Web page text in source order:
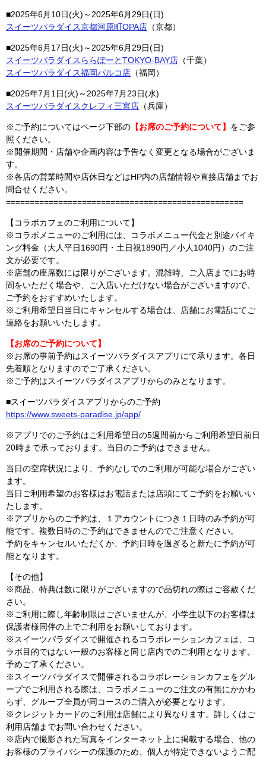
■2025年6月10日(火)～2025年6月29日(日)
スイーツパラダイス京都河原町OPA店 （京都）
■2025年6月17日(火)～2025年6月29日(日)
スイーツパラダイスららぽーとTOKYO-BAY店 （千葉）
スイーツパラダイス福岡パルコ店 （福岡）
■2025年7月1日(火)～2025年7月23日(水)
スイーツパラダイスクレフィ三宮店 （兵庫）
※ご予約についてはページ下部の 【お席のご予約について】 をご参
照ください。
※開催期間・店舗や企画内容は予告なく変更となる場合がございま
す。
※各店の営業時間や店休日などはHP内の店舗情報や直接店舗までお
問合せください。
==================================================
【コラボカフェのご利用について】
※コラボメニューのご利用には、コラボメニュー代金と別途バイキ
ング料金（大人平日1690円・土日祝1890円／小人1040円）のご注
文が必要です。
※店舗の座席数には限りがございます。混雑時、ご入店までにお時
間をいただく場合や、ご入店いただけない場合がございますので、
ご予約をおすすめいたします。
※ご利用希望日当日にキャンセルする場合は、店舗にお電話にてご
連絡をお願いいたします。
【お席のご予約について】
※お席の事前予約はスイーツパラダイスアプリにて承ります。各日
先着順となりますのでご了承ください。
※ご予約はスイーツパラダイスアプリからのみとなります。
■スイーツパラダイスアプリからのご予約
https://www.sweets-paradise.jp/app/
※アプリでのご予約はご利用希望日の5週間前からご利用希望日前日
20時まで承っております。当日のご予約はできません。
当日の空席状況により、予約なしでのご利用が可能な場合がござい
ます。
当日ご利用希望のお客様はお電話または店頭にてご予約をお願いい
たします。
※アプリからのご予約は、１アカウントにつき１日時のみ予約が可
能です。複数日時のご予約はできませんのでご注意ください。
予約をキャンセルいただくか、予約日時を過ぎると新たに予約が可
能となります。
【その他】
※商品、特典は数に限りがございますので品切れの際はご容赦くだ
さい。
※ご利用に際し年齢制限はございませんが、小学生以下のお客様は
保護者様同伴の上でご利用をお願いしております。
※スイーツパラダイスで開催されるコラボレーションカフェは、コ
ラボ目的ではない一般のお客様と同じ店内でのご利用となります。
予めご了承ください。
※スイーツパラダイスで開催されるコラボレーションカフェをグル
ープでご利用される際は、コラボメニューのご注文の有無にかかわ
らず、グループ全員が同コースのご購入が必要となります。
※クレジットカードのご利用は店舗により異なります。詳しくはご
利用店舗までお問い合わせください。
※店内で撮影された写真をインターネット上に掲載する場合、他の
お客様のプライバシーの保護のため、個人が特定できないようご配